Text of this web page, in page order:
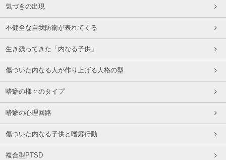
気づきの出現
不健全な自我防衛が表れてくる
生き残ってきた「内なる子供」
傷ついた内なる人が作り上げる人格の型
嗜癖の様々のタイプ
嗜癖の心理回路
傷ついた内なる子供と嗜癖行動
複合型PTSD